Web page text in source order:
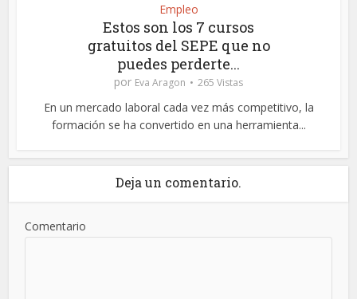
Empleo
Estos son los 7 cursos
gratuitos del SEPE que no
puedes perderte...
por Eva Aragon 265 Vistas
En un mercado laboral cada vez más competitivo, la
formación se ha convertido en una herramienta...
Deja un comentario.
Comentario